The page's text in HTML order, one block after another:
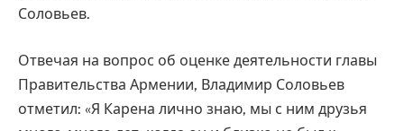
Соловьев.
Отвечая на вопрос об оценке деятельности главы
Правительства Армении, Владимир Соловьев
отметил: «Я Карена лично знаю, мы с ним друзья